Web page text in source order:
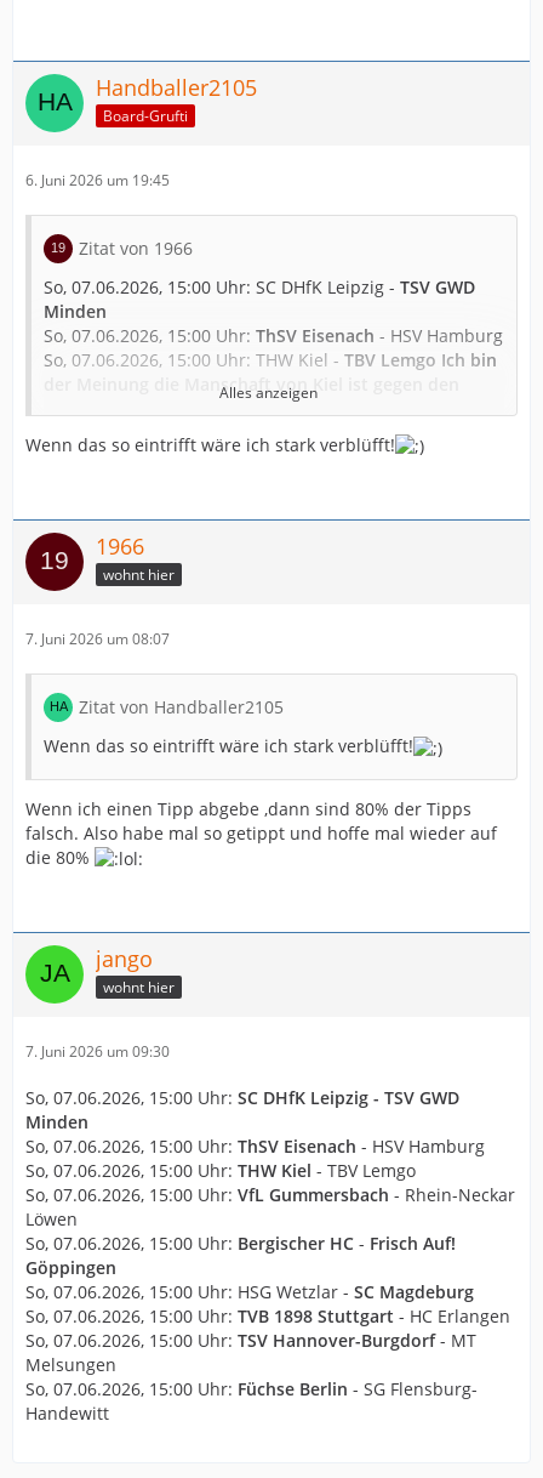
Handballer2105
Board-Grufti
6. Juni 2026 um 19:45
Zitat von 1966
So, 07.06.2026, 15:00 Uhr: SC DHfK Leipzig - TSV GWD
Minden
So, 07.06.2026, 15:00 Uhr: ThSV Eisenach - HSV Hamburg
So, 07.06.2026, 15:00 Uhr: THW Kiel - TBV Lemgo Ich bin
der Meinung die Manschaft von Kiel ist gegen den
So, 07.06.2026, 15:00 Uhr: VfL Gummersbach- Rhein-
Neckar Löwen
So, 07.06.2026, 15:00 Uhr:
So, 07.06.2026, 15:00 Uhr:
Erlangen
So, 07.06.2026, 15:00 Uhr: Füchse Berlin -
Handewitt
Alles anzeigen
Wenn das so eintrifft wäre ich stark verblüfft!
1966
wohnt hier
7. Juni 2026 um 08:07
Zitat von Handballer2105
Wenn das so eintrifft wäre ich stark verblüfft!
Wenn ich einen Tipp abgebe ,dann sind 80% der Tipps
falsch. Also habe mal so getippt und hoffe mal wieder auf
die 80%
jango
wohnt hier
7. Juni 2026 um 09:30
So, 07.06.2026, 15:00 Uhr: SC DHfK Leipzig - TSV GWD
Minden
So, 07.06.2026, 15:00 Uhr: ThSV Eisenach - HSV Hamburg
So, 07.06.2026, 15:00 Uhr: THW Kiel - TBV Lemgo
So, 07.06.2026, 15:00 Uhr: VfL Gummersbach - Rhein-Neckar
Löwen
So, 07.06.2026, 15:00 Uhr: Bergischer HC - Frisch Auf!
Göppingen
So, 07.06.2026, 15:00 Uhr: HSG Wetzlar - SC Magdeburg
So, 07.06.2026, 15:00 Uhr: TVB 1898 Stuttgart - HC Erlangen
So, 07.06.2026, 15:00 Uhr: TSV Hannover-Burgdorf- MT
Melsungen
So, 07.06.2026, 15:00 Uhr: Füchse Berlin - SG Flensburg-
Handewitt